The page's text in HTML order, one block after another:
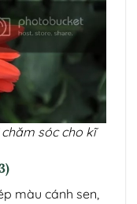
sóc cho kĩ
màu cánh sen,